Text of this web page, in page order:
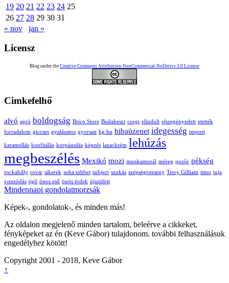
19 20 21 22 23 24 25
26 27 28 29 30 31
« nov
jan »
Licensz
Blog under the Creative Commons Attribution-NonCommercial-NoDerivs 3.0 License
Cimkefelhő
alvó apró boldogság Brico Store Budakeszi corgi elindult elszegényedett etették
forradalom giccses gyalázatos gyorsan hg.hu hibaüzenet idegesség import
karamellás konfitálás korpásodás képzés lazackrém lehúzás
megbeszélés Mexikó mozi munkamorál méreg pozőr pékség
rockabilly rovsr sikerek soha többet subject szokás szépségverseny Terry Gilliam timo tuja
vonzódás égő ónos eső önös érdek újszülött
Mindennapi gondolatmorzsák
Képek-, gondolatok-, és minden más!
Az oldalon megjelenő minden tartalom, beleérve a cikkeket,
fényképeket az én (Keve Gábor) tulajdonom. további felhasználásuk
engedélyhez kötött!
Copyright 2001 - 2018, Keve Gábor
↑